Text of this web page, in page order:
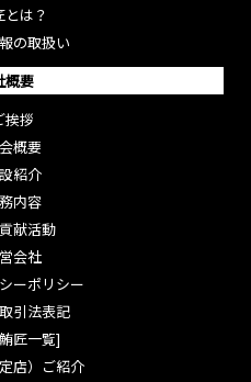
とは？
の取扱い
概要
挨拶
概要
紹介
内容
献活動
会社
ーポリシー
引法表記
匠一覧]
店）ご紹介